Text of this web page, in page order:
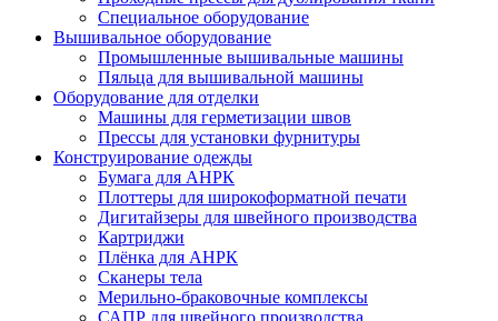
Специальное оборудование
Вышивальное оборудование
Промышленные вышивальные машины
Пяльца для вышивальной машины
Оборудование для отделки
Машины для герметизации швов
Прессы для установки фурнитуры
Конструирование одежды
Бумага для АНРК
Плоттеры для широкоформатной печати
Дигитайзеры для швейного производства
Картриджи
Плёнка для АНРК
Сканеры тела
Мерильно-браковочные комплексы
САПР для швейного производства